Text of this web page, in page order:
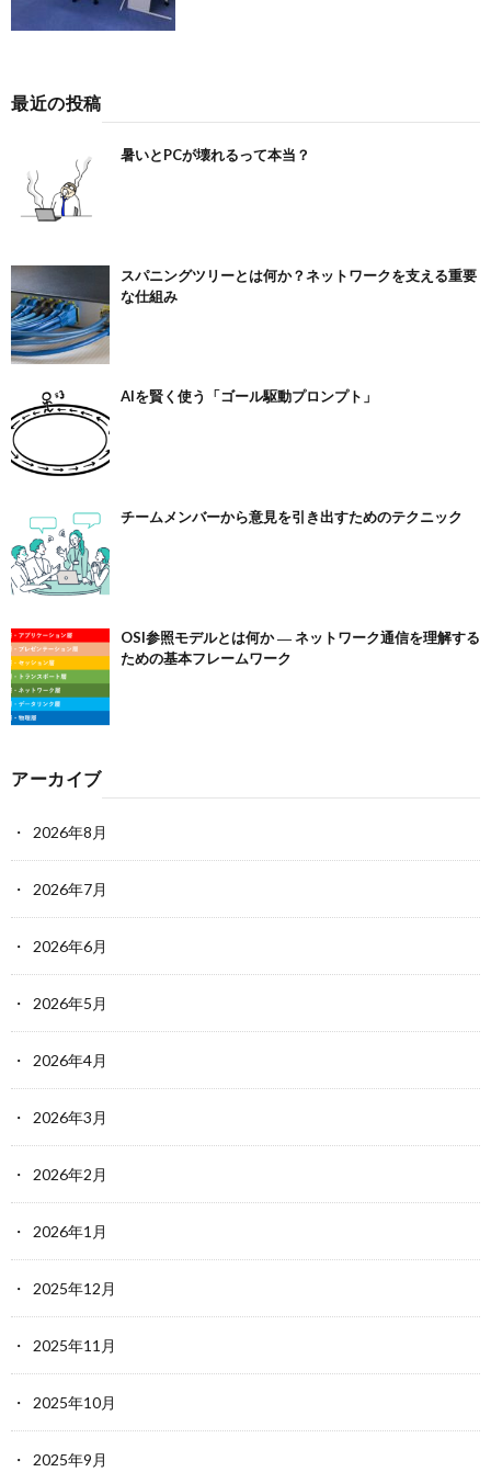
最近の投稿
暑いとPCが壊れるって本当？
スパニングツリーとは何か？ネットワークを支える重要
な仕組み
AIを賢く使う「ゴール駆動プロンプト」
チームメンバーから意見を引き出すためのテクニック
OSI参照モデルとは何か ― ネットワーク通信を理解する
ための基本フレームワーク
アーカイブ
2026年8月
2026年7月
2026年6月
2026年5月
2026年4月
2026年3月
2026年2月
2026年1月
2025年12月
2025年11月
2025年10月
2025年9月